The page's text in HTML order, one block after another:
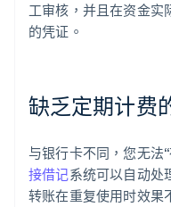
工审核，并且在资金实
的凭证。
缺乏定期计费
与银行卡不同，您无法
接借记系统可以自动处
转账在重复使用时效果